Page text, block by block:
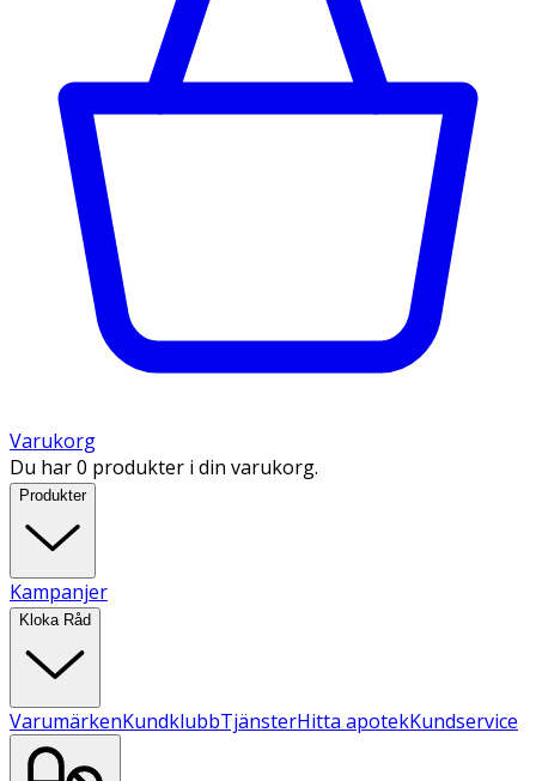
Varukorg
Du har 0 produkter i din varukorg.
Produkter
Kampanjer
Kloka Råd
VarumärkenKundklubbTjänsterHitta apotekKundservice